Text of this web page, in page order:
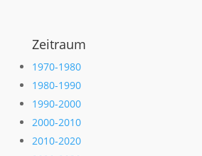
Zeitraum
1970-1980
1980-1990
1990-2000
2000-2010
2010-2020